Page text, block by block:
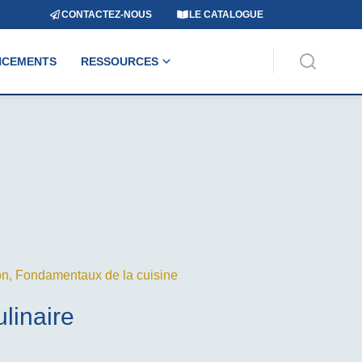
CONTACTEZ-NOUS LE CATALOGUE
RESSOURCES
, Fondamentaux de la cuisine